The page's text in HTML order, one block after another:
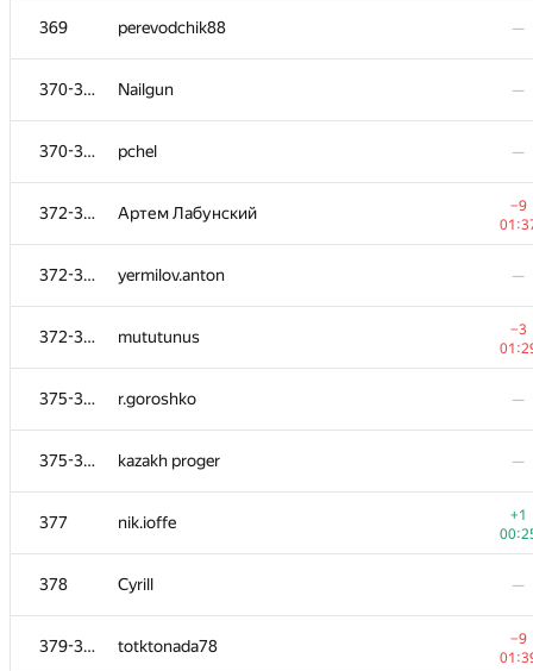
369 perevodchik88 —
370-371 Nailgun —
370-371 pchel —
372-374 Артем Лабунский
−9
372-374 yermilov.anton —
372-374 mututunus
−3
375-376 r.goroshko —
375-376 kazakh proger —
377 nik.ioffe
+1
378 Cyrill —
379-381 totktonada78
−9
Nikita111794
Kisuke
heimdall
egor-belikov —
Artem Petrov
—
Saif.Qaher
Sergey Tarasov
360 danildudin2 —
Copymaster
musat —